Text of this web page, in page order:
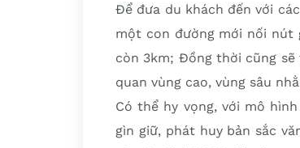
Để đưa du khách đến với
một con đường mới nối nút
còn 3km; Đồng thời cũng
quan vùng cao, vùng sâu
Có thể hy vọng, với mô
gìn giữ, phát huy bản sắc